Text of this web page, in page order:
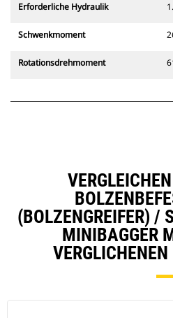
Erforderliche Hydraulik
Schwenkmoment
Rotationsdrehmoment
(BOLZENGREIFER) /
MINIBAGGER